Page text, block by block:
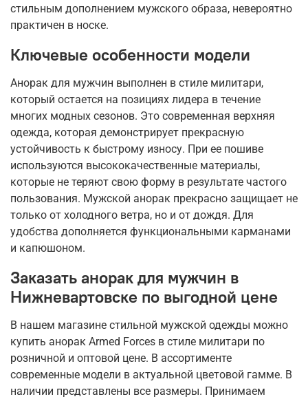
стильным дополнением мужского образа, невероятно
практичен в носке.
Ключевые особенности модели
Анорак для мужчин выполнен в стиле милитари,
который остается на позициях лидера в течение
многих модных сезонов. Это современная верхняя
одежда, которая демонстрирует прекрасную
устойчивость к быстрому износу. При ее пошиве
используются высококачественные материалы,
которые не теряют свою форму в результате частого
пользования. Мужской анорак прекрасно защищает не
только от холодного ветра, но и от дождя. Для
удобства дополняется функциональными карманами
и капюшоном.
Заказать анорак для мужчин в
Нижневартовске по выгодной цене
В нашем магазине стильной мужской одежды можно
купить анорак Armed Forces в стиле милитари по
розничной и оптовой цене. В ассортименте
современные модели в актуальной цветовой гамме. В
наличии представлены все размеры. Принимаем